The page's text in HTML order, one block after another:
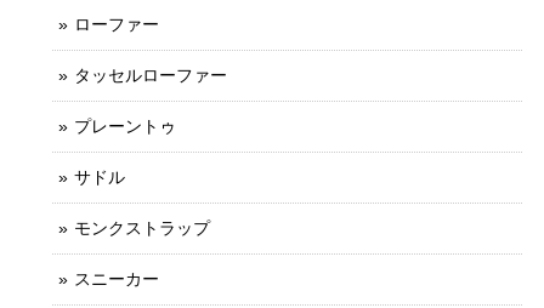
ローファー
タッセルローファー
プレーントゥ
サドル
モンクストラップ
スニーカー